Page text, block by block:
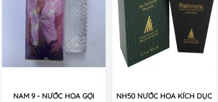
NAM 9 - NƯỚC HOA GỢI NH50 NƯỚC HOA KÍCH DỤC